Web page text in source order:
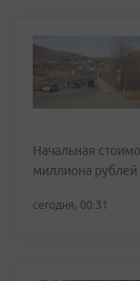
Начальная
миллиона рублей
сегодня, 00:31